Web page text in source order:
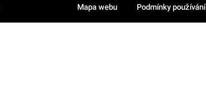
Mapa webu Podmínky používání